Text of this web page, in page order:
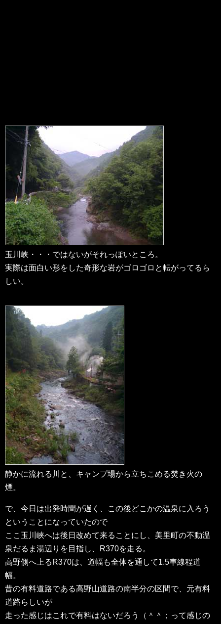
玉川峡・・・ではないがそれっぽいところ。
実際は面白い形をした奇形な岩がゴロゴロと転がってるら
しい。
静かに流れる川と、キャンプ場から立ちこめる焚き火の
煙。
で、今日は出発時間が遅く、この後どこかの温泉に入ろう
ということになっていたので
ここ玉川峡へは後日改めて来ることにし、美里町の不動温
泉だるま湯辺りを目指し、R370を走る。
高野側へ上るR370は、道幅も全体を通して1.5車線程道
幅。
昔の有料道路である高野山道路の南半分の区間で、元有料
道路らしいが
走った感じはこれで有料はないだろう（＾＾；って感じの